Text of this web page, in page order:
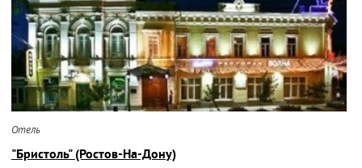
Отель
"Бристоль" (Ростов-На-Дону)